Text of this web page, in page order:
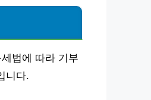
법에 따라 기부
니다.